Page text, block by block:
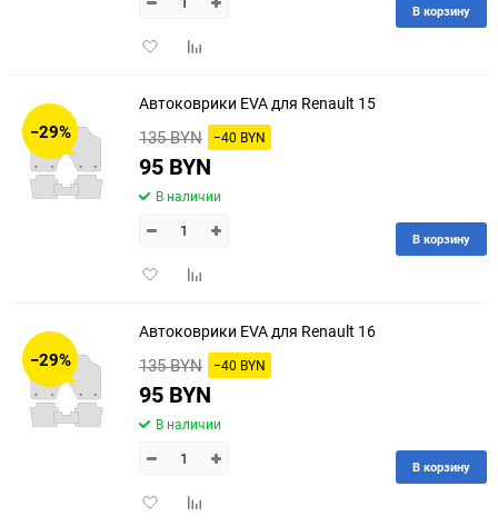
ДобавитьДобавить
В корзину
−29%
Автоковрики EVA для Renault 15
135 BYN −40 BYN
95 BYN
В наличии
ДобавитьДобавить
В корзину
−29%
Автоковрики EVA для Renault 16
135 BYN −40 BYN
95 BYN
В наличии
ДобавитьДобавить
В корзину